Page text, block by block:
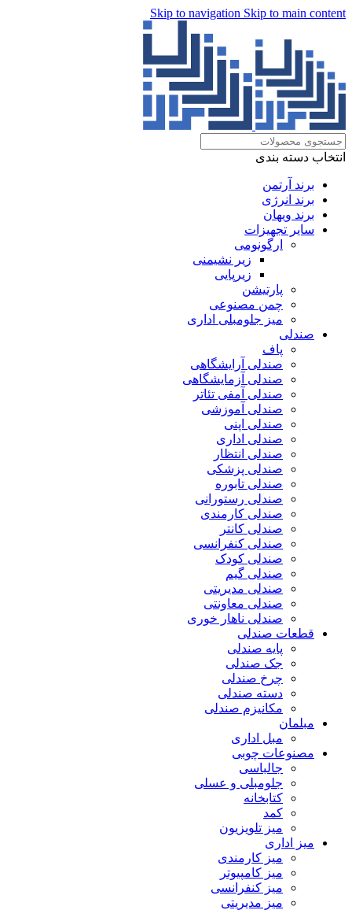
Skip to navigation Skip to main content
انتخاب دسته بندی
برند آرتمن
برند انرژی
برند ویهان
سایر تجهیزات
ارگونومی
زیر نشیمنی
زیرپایی
پارتیشن
چمن مصنوعی
میز جلومبلی اداری
صندلی
پاف
صندلی آرایشگاهی
صندلی آزمایشگاهی
صندلی آمفی تئاتر
صندلی آموزشی
صندلی اپنی
صندلی اداری
صندلی انتظار
صندلی پزشکی
صندلی تابوره
صندلی رستورانی
صندلی کارمندی
صندلی کانتر
صندلی کنفرانسی
صندلی کودک
صندلی گیم
صندلی مدیریتی
صندلی معاونتی
صندلی ناهار خوری
قطعات صندلی
پایه صندلی
جک صندلی
چرخ صندلی
دسته صندلی
مکانیزم صندلی
مبلمان
مبل اداری
مصنوعات چوبی
جالباسی
جلومبلی و عسلی
کتابخانه
کمد
میز تلویزیون
میز اداری
میز کارمندی
میز کامپیوتر
میز کنفرانسی
میز مدیریتی